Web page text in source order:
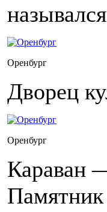
Оренбург
Дворец
Оренбург
Караван